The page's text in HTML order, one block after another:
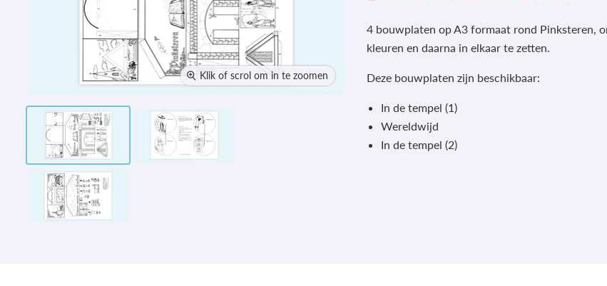
Klik of scrol om in te zoomen
4 bouwplaten op A3 formaat rond Pinksteren,
kleuren en daarna in elkaar te zetten.
Deze bouwplaten zijn beschikbaar:
In de tempel (1)
Wereldwijd
In de tempel (2)